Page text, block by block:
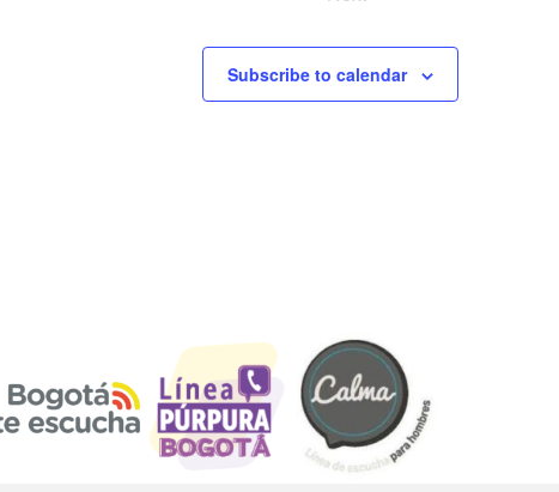
e
w
v
i
g
Subscribe to calendar